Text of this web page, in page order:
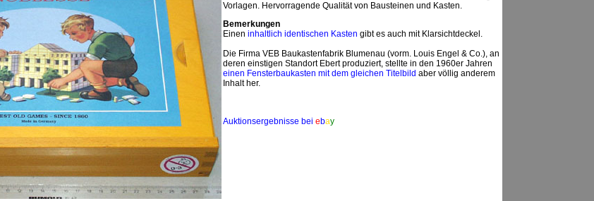
Vorlagen. Hervorragende Qualität von Bausteinen und Kasten.
Bemerkungen
Einen inhaltlich identischen Kasten gibt es auch mit Klarsichtdeckel.
Die Firma VEB Baukastenfabrik Blumenau (vorm. Louis Engel & Co.), an
deren einstigen Standort Ebert produziert, stellte in den 1960er Jahren
einen Fensterbaukasten mit dem gleichen Titelbild aber völlig anderem
Inhalt her.
Auktionsergebnisse bei ebay